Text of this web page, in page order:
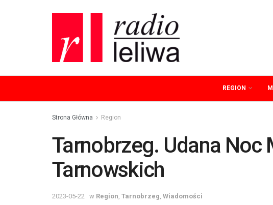
REGION
Strona Główna Region
Tarnobrzeg. Udana Noc
Tarnowskich
2023-05-22 w Region Tarnobrzeg Wiadomości